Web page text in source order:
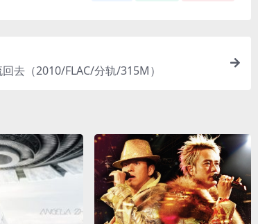
去（2010/FLAC/分轨/315M）